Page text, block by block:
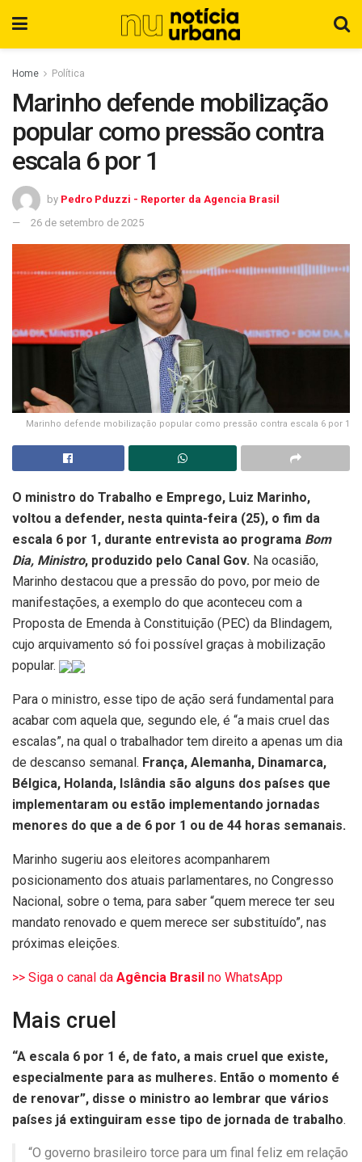
Home Política
Marinho defende mobilização
popular como pressão contra
escala 6 por 1
by Pedro Pduzzi - Reporter da Agencia Brasil
26 de setembro de 2025
Marinho defende mobilização popular como pressão contra escala 6 por 1
O ministro do Trabalho e Emprego, Luiz Marinho,
voltou a defender, nesta quinta-feira (25), o fim da
escala 6 por 1, durante entrevista ao programa Bom
Dia, Ministro, produzido pelo Canal Gov. Na ocasião,
Marinho destacou que a pressão do povo, por meio de
manifestações, a exemplo do que aconteceu com a
Proposta de Emenda à Constituição (PEC) da Blindagem,
cujo arquivamento só foi possível graças à mobilização
popular.
Para o ministro, esse tipo de ação será fundamental para
acabar com aquela que, segundo ele, é “a mais cruel das
escalas”, na qual o trabalhador tem direito a apenas um dia
de descanso semanal. França, Alemanha, Dinamarca,
Bélgica, Holanda, Islândia são alguns dos países que
implementaram ou estão implementando jornadas
menores do que a de 6 por 1 ou de 44 horas semanais.
Marinho sugeriu aos eleitores acompanharem
posicionamento dos atuais parlamentares, no Congresso
Nacional, sobre o tema, para saber “quem merece ter seu
mandato renovado e quem merece ser substituído”, nas
próximas eleições.
>> Siga o canal da Agência Brasil no WhatsApp
Mais cruel
“A escala 6 por 1 é, de fato, a mais cruel que existe,
especialmente para as mulheres. Então o momento é
de renovar”, disse o ministro ao lembrar que vários
países já extinguiram esse tipo de jornada de trabalho.
“O governo brasileiro torce para um final feliz em relação